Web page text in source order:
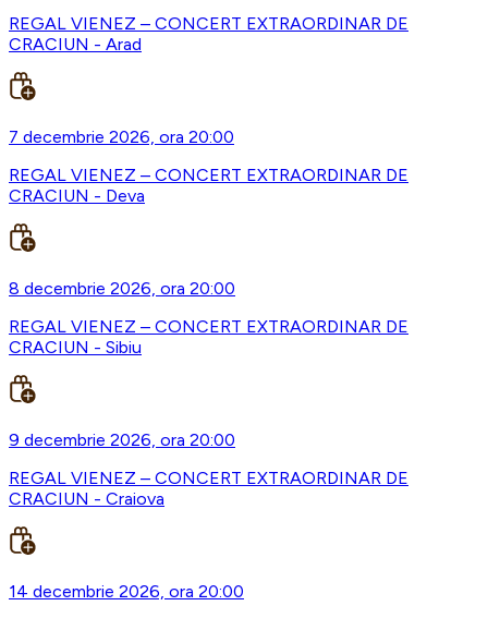
REGAL VIENEZ – CONCERT EXTRAORDINAR DE
CRACIUN - Arad
7 decembrie 2026, ora 20:00
REGAL VIENEZ – CONCERT EXTRAORDINAR DE
CRACIUN - Deva
8 decembrie 2026, ora 20:00
REGAL VIENEZ – CONCERT EXTRAORDINAR DE
CRACIUN - Sibiu
9 decembrie 2026, ora 20:00
REGAL VIENEZ – CONCERT EXTRAORDINAR DE
CRACIUN - Craiova
14 decembrie 2026, ora 20:00